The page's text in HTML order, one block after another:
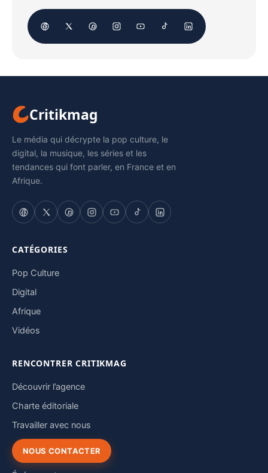
Critikmag
Le média qui décrypte la pop culture, le
digital, la musique, les séries et les
tendances qui font parler, en France et en
Afrique.
CATÉGORIES
Pop Culture
Digital
Afrique
Vidéos
RENCONTRER CRITIKMAG
Découvrir l’agence
Charte éditoriale
Travailler avec nous
NOUS CONTACTER